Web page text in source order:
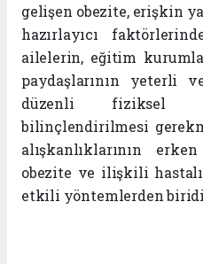
gelişen obezite, erişkin
hazırlayıcı
ailelerin, eğitim
paydaşlarının yeterli
düzenli fiziksel
bilinçlendirilmesi
alışkanlıklarının
obezite ve ilişkili
etkili yöntemlerden